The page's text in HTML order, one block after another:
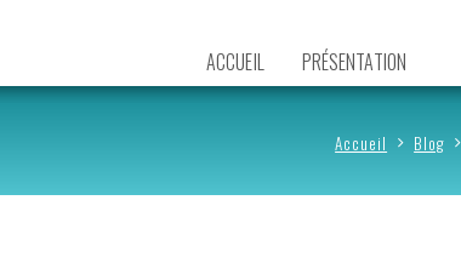
ACCUEIL PRÉSENTATION
Accueil Blog